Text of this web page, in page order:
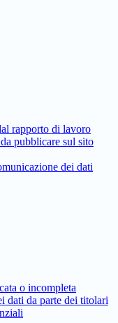
rapporto di lavoro
pubblicare sul sito
dei dati
o incompleta
dati da parte dei titolari